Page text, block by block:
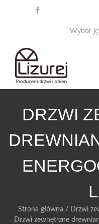
Wybór
DRZWI
Strona główna / Drzwi
Drzwi zewnętrzne